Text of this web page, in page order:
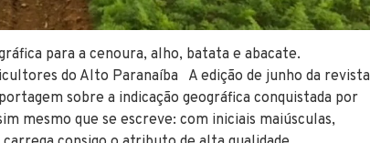
para a cenoura, alho, batata e abacate.
do Alto Paranaíba A edição de junho da revista
sobre a indicação geográfica conquistada por
mesmo que se escreve: com iniciais maiúsculas,